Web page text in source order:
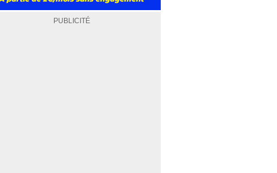
PUBLICITÉ